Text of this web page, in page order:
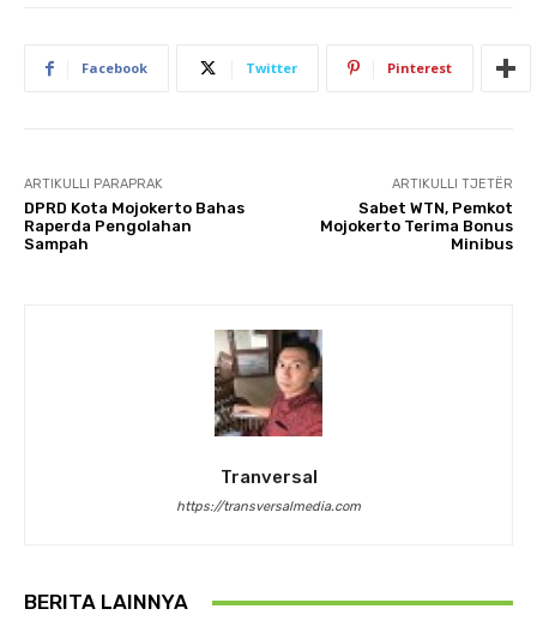
Facebook Twitter Pinterest
ARTIKULLI PARAPRAK
DPRD Kota Mojokerto Bahas
Raperda Pengolahan
Sampah
ARTIKULLI TJETËR
Sabet WTN, Pemkot
Mojokerto Terima Bonus
Minibus
Tranversal
https://transversalmedia.com
BERITA LAINNYA